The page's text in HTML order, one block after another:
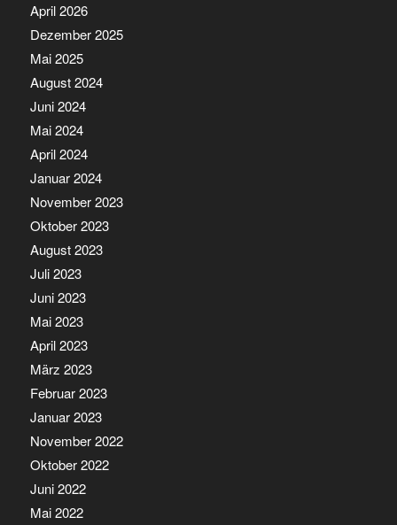
April 2026
Dezember 2025
Mai 2025
August 2024
Juni 2024
Mai 2024
April 2024
Januar 2024
November 2023
Oktober 2023
August 2023
Juli 2023
Juni 2023
Mai 2023
April 2023
März 2023
Februar 2023
Januar 2023
November 2022
Oktober 2022
Juni 2022
Mai 2022